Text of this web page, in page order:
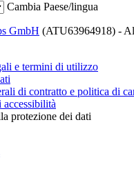
Cambia Paese/lingua
GmbH (ATU63964918) -
e termini di utilizzo
di contratto e politica di
protezione dei dati